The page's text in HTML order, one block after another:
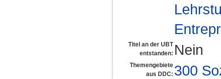
Titel an der UBT
entstanden: Nein
Themengebiete
aus DDC: 300